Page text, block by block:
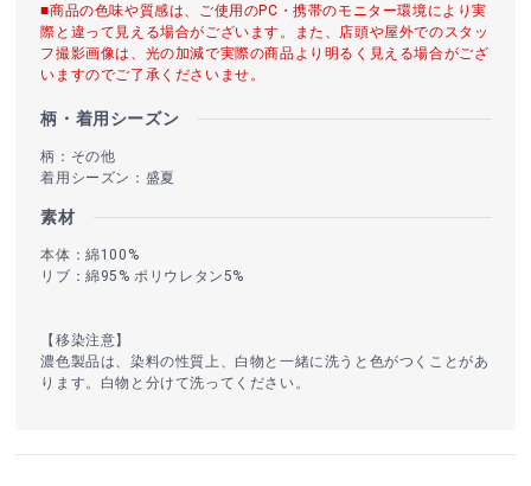
■商品の色味や質感は、ご使用のPC・携帯のモニター環境により実
際と違って見える場合がございます。また、店頭や屋外でのスタッ
フ撮影画像は、光の加減で実際の商品より明るく見える場合がござ
いますのでご了承くださいませ。
柄・着用シーズン
柄：その他
着用シーズン：盛夏
素材
本体：綿100%
リブ：綿95% ポリウレタン5%
【移染注意】
濃色製品は、染料の性質上、白物と一緒に洗うと色がつくことがあ
ります。白物と分けて洗ってください。